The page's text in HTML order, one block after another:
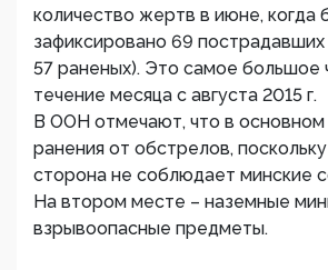
количество жертв в июне, когда
зафиксировано 69 пострадавших
57 раненых). Это самое большое
течение месяца с августа 2015 г.
В ООН отмечают, что в
ранения от обстрелов,
сторона не соблюдает минские
На втором месте – наземные
взрывоопасные предметы.